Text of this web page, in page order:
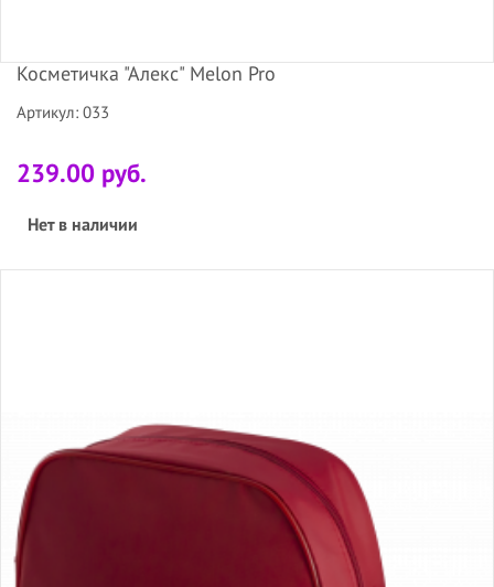
Косметичка "Алекс" Melon Pro
Артикул: 033
239.00 руб.
Нет в наличии